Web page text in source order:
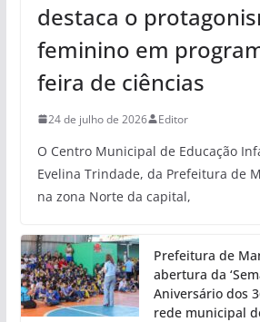
destaca o
feminino em
feira de ciências
24 de julho de 2026 Editor
O Centro Municipal de Educação
Evelina Trindade, da Prefeitura de
na zona Norte da capital,
Prefeitura de
abertura da
Aniversário dos
rede municipal